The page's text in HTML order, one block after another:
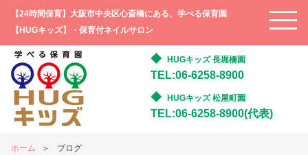
【24時間保育】大阪市中央区心斎橋にある、学べる保育園
【HUGキッズ】・保育付ネイルサロン
HUGキッズ 長堀橋園
TEL:06-6258-8900
HUGキッズ 松屋町園
TEL:06-6258-8900(代表)
ホーム ブログ